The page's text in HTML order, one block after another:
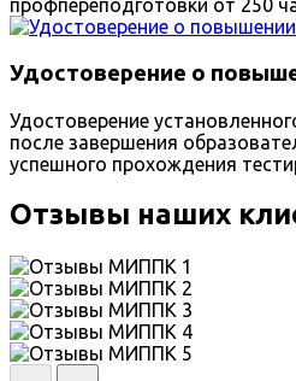
профпереподготовки от 250
Удостоверение о
Удостоверение
после завершения
успешного прохождения
Отзывы наших